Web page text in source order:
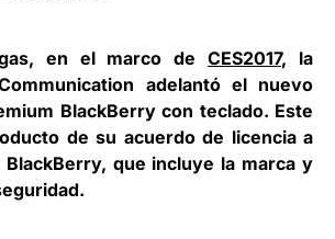
en el marco deCES2017, la
adelantó el nuevo
BlackBerrycon teclado. Este
de su acuerdo de licencia a
BlackBerry, que incluye la marca y